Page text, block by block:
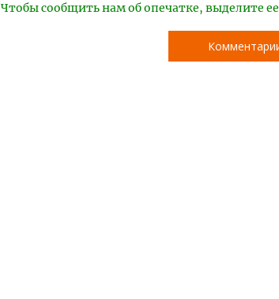
Чтобы сообщить нам об опечатке, выделите